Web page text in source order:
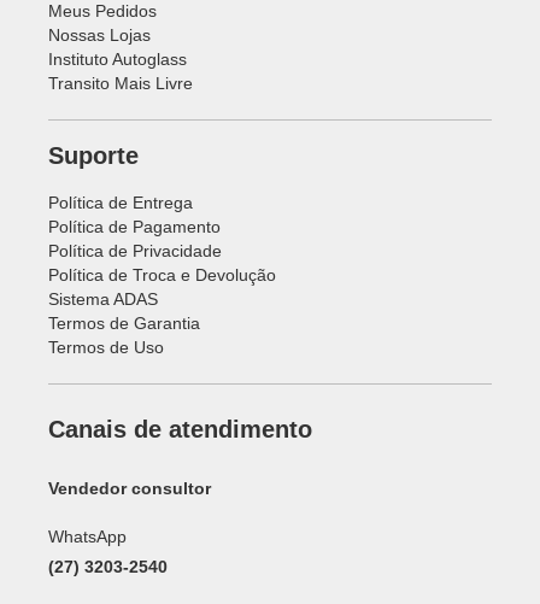
Meus Pedidos
Nossas Lojas
Instituto Autoglass
Transito Mais Livre
Suporte
Política de Entrega
Política de Pagamento
Política de Privacidade
Política de Troca e Devolução
Sistema ADAS
Termos de Garantia
Termos de Uso
Canais de atendimento
Vendedor consultor
WhatsApp
(27) 3203-2540